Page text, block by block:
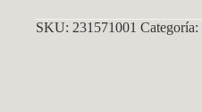
SKU: 231571001 Categoría: